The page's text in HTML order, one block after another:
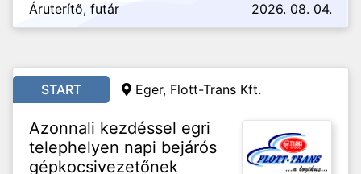
Áruterítő, futár 2026. 08. 04.
START Eger, Flott-Trans Kft.
Azonnali kezdéssel egri
telephelyen napi bejárós
gépkocsivezetőnek